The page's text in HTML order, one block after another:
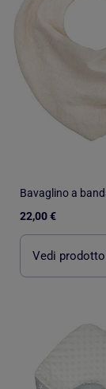
22,00 €
Vedi prodotto